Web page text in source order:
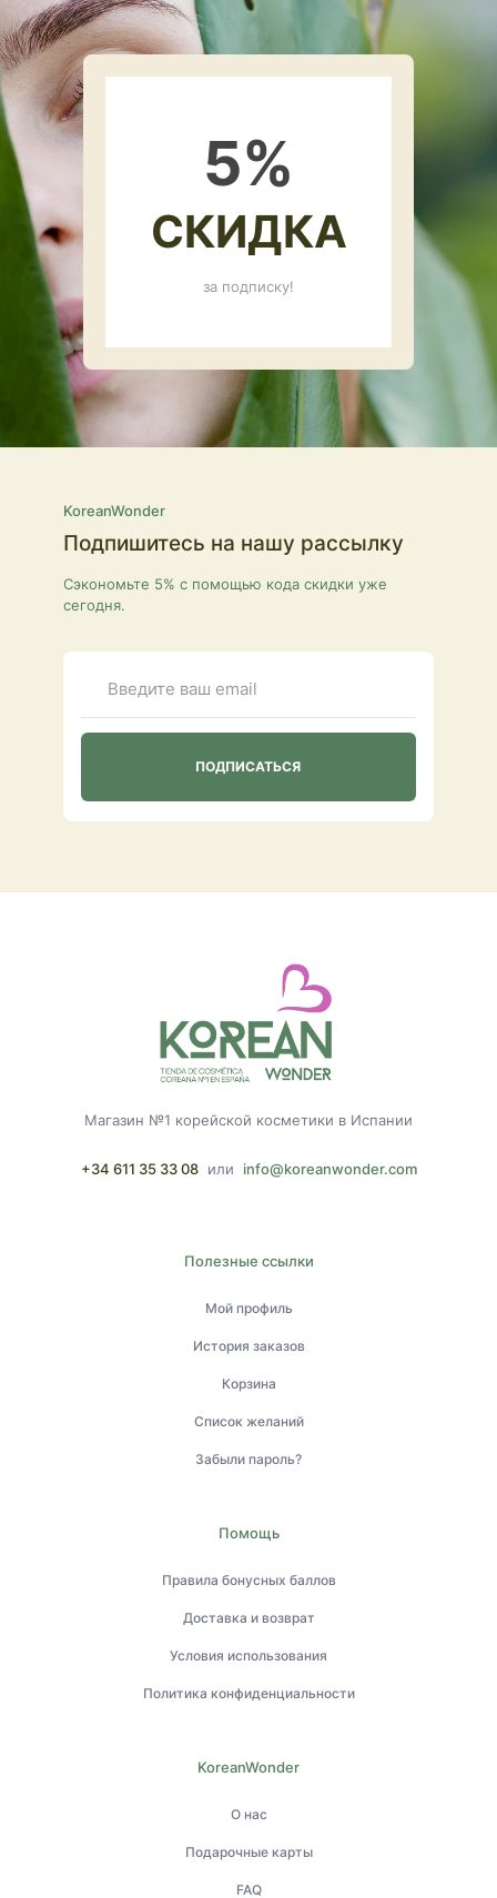
5%
СКИДКА
за подписку!
KoreanWonder
Подпишитесь на нашу рассылку
Сэкономьте 5% с помощью кода скидки уже
сегодня.
Магазин №1 корейской косметики в Испании
+34 611 35 33 08 или info@koreanwonder.com
Полезные ссылки
Мой профиль
История заказов
Корзина
Список желаний
Забыли пароль?
Помощь
Правила бонусных баллов
Доставка и возврат
Условия использования
Политика конфиденциальности
KoreanWonder
О нас
Подарочные карты
FAQ